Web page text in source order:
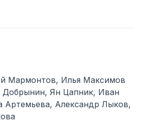
Мармонтов, Илья Максимов
Добрынин, Ян Цапник, Иван
Артемьева, Александр Лыков,